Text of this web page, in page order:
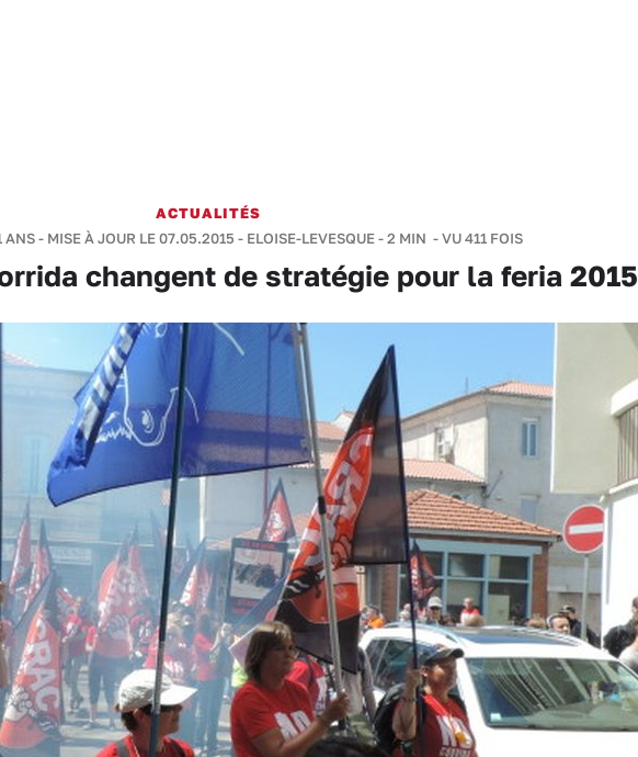
ACTUALITÉS
ANS - MISE À JOUR LE 07.05.2015 - ELOISE-LEVESQUE-2 MIN - VU 411 FOIS
changent de stratégie pour la feria 2015